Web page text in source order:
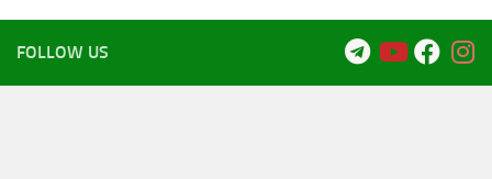
FOLLOW US